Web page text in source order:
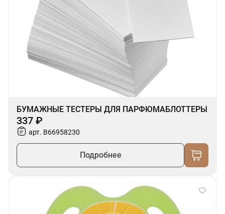
БУМАЖНЫЕ ТЕСТЕРЫ ДЛЯ ПАРФЮМАБЛОТТЕРЫ
337 ₽
арт. B66958230
Подробнее